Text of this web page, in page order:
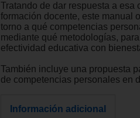
Tratando de dar respuesta a esa
formación docente, este manual
torno a qué competencias
mediante qué metodologías,
efectividad educativa con
También incluye una propuesta
de competencias personales en
Información adicional